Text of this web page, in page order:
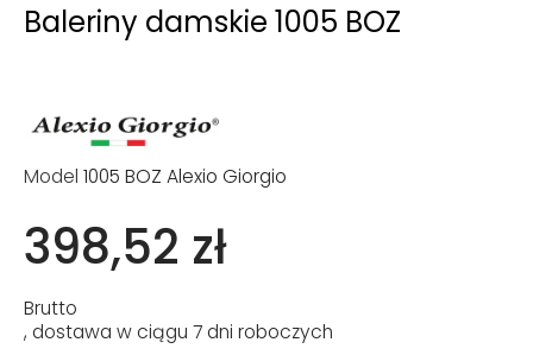
Baleriny damskie 1005 BOZ
Model 1005 BOZ Alexio Giorgio
398,52 zł
Brutto
, dostawa w ciągu 7 dni roboczych